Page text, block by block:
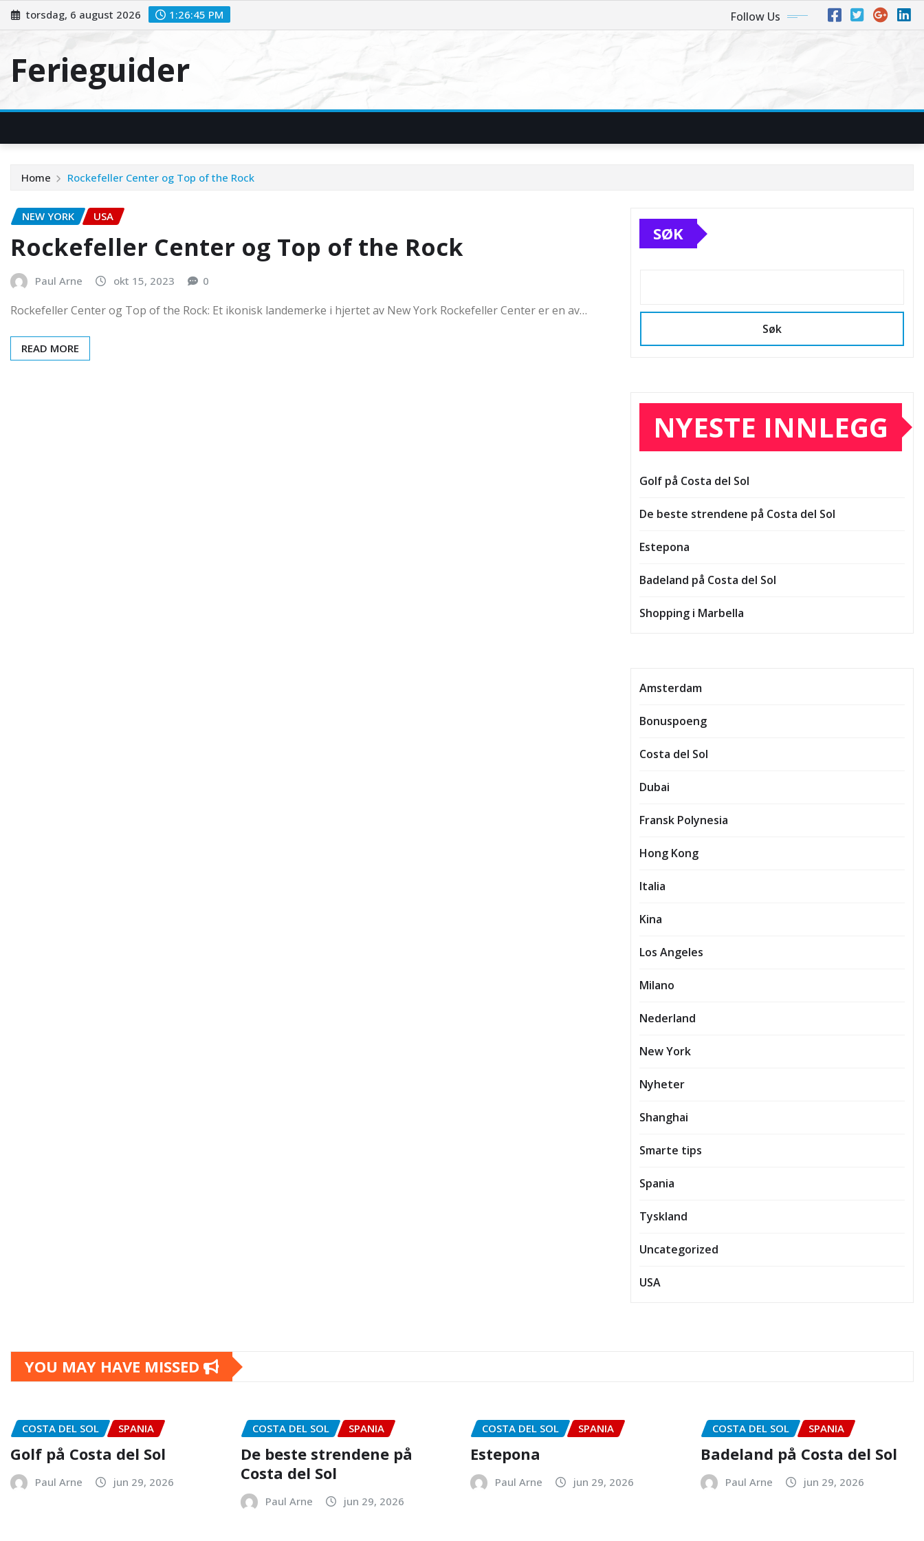
Skip
to
torsdag, 6 august 2026 1:26:45 PM Follow Us
Ferieguider
Home Rockefeller Center og Top of the Rock
NEW YORK USA
Rockefeller Center og Top of the Rock
Paul Arne okt 15, 2023 0
Rockefeller Center og Top of the Rock: Et ikonisk landemerke i hjertet av New York Rockefeller Center er en av…
READ MORE
SØK
Søk
NYESTE INNLEGG
Golf på Costa del Sol
De beste strendene på Costa del Sol
Estepona
Badeland på Costa del Sol
Shopping i Marbella
Amsterdam
Bonuspoeng
Costa del Sol
Dubai
Fransk Polynesia
Hong Kong
Italia
Kina
Los Angeles
Milano
Nederland
New York
Nyheter
Shanghai
Smarte tips
Spania
Tyskland
Uncategorized
USA
YOU MAY HAVE MISSED
COSTA DEL SOL SPANIA
Golf på Costa del Sol
Paul Arne jun 29, 2026
COSTA DEL SOL SPANIA
De beste strendene på
Costa del Sol
Paul Arne jun 29, 2026
COSTA DEL SOL SPANIA
Estepona
Paul Arne jun 29, 2026
COSTA DEL SOL SPANIA
Badeland på Costa del Sol
Paul Arne jun 29, 2026